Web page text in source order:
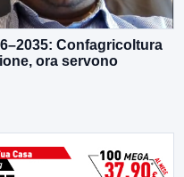
Confagricoltura
ora servono